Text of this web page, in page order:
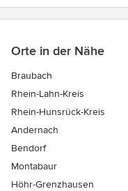
Orte in der Nähe
Braubach
Rhein-Lahn-Kreis
Rhein-Hunsrück-Kreis
Andernach
Bendorf
Montabaur
Höhr-Grenzhausen